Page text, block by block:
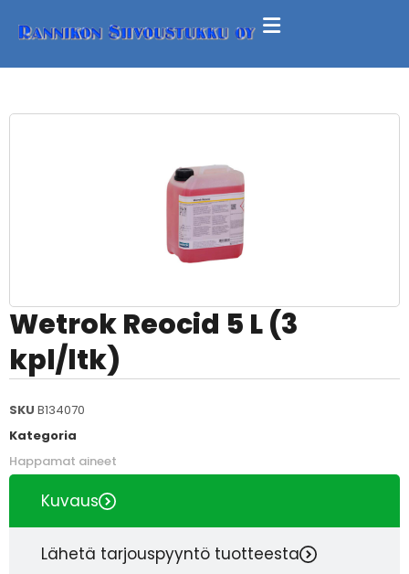
Wetrok Reocid 5 L (3
kpl/ltk)
SKU B134070
Kategoria
Happamat aineet
Kuvaus
Lähetä tarjouspyyntö tuotteesta